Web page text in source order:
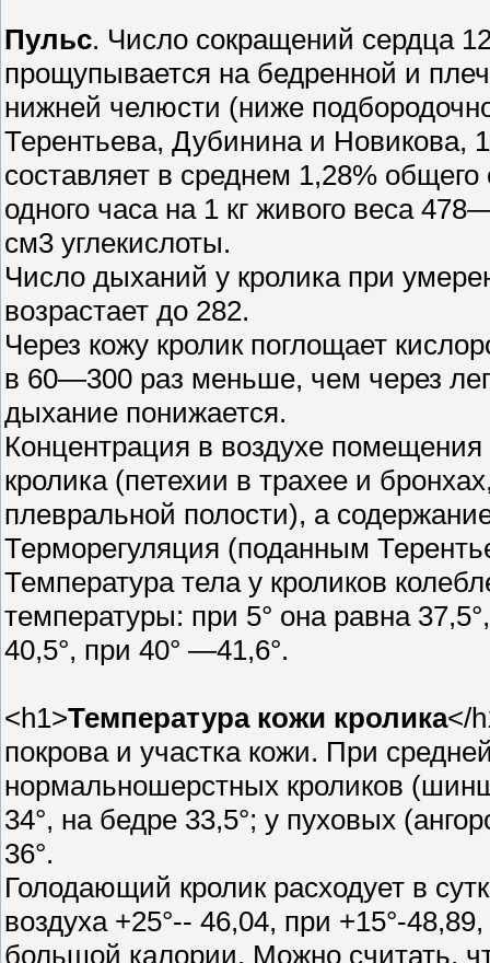
Пульс. Число сокращений сердца
прощупывается на бедренной и
нижней челюсти (ниже
Терентьева, Дубинина и Новикова,
составляет в среднем 1,28%
одного часа на 1 кг живого веса
см3 углекислоты.
Число дыханий у кролика при
возрастает до 282.
Через кожу кролик поглощает
в 60—300 раз меньше, чем через
дыхание понижается.
Концентрация в воздухе
кролика (петехии в трахее и
плевральной полости), а
Терморегуляция (поданным
Температура тела у кроликов
температуры: при 5° она равна
40,5°, при 40° —41,6°.
<h1>Температура кожи кролика</
покрова и участка кожи. При
нормальношерстных кроликов
34°, на бедре 33,5°; у пуховых
36°.
Голодающий кролик расходует в
воздуха +25°-- 46,04, при +15°-
большой калории. Можно считать,